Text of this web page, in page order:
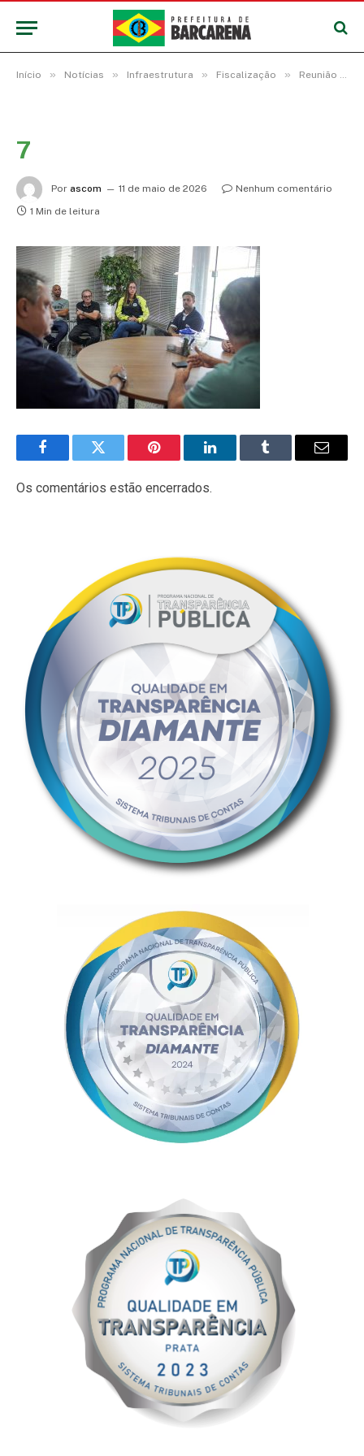
Início » Notícias » Infraestrutura » Fiscalização » Reunião discute novas regras para acabar com irregularidades do trânsito de carretas na região do trevo da Alça Viária durante a safra da soja
7
Por ascom 11 de maio de 2026
Nenhum comentário
1 Min de leitura
FacebookTwitter Pinterest LinkedInTumblr
E-
Os comentários estão encerrados.